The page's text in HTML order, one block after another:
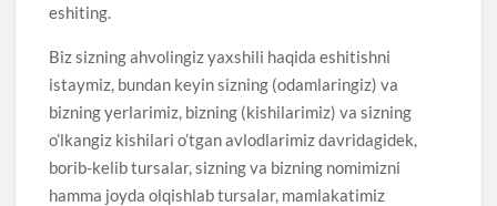
eshiting.
Biz sizning ahvolingiz yaxshili haqida eshitishni
istaymiz, bundan keyin sizning (odamlaringiz) va
bizning yerlarimiz, bizning (kishilarimiz) va sizning
o’lkangiz kishilari o’tgan avlodlarimiz davridagidek,
borib-kelib tursalar, sizning va bizning nomimizni
hamma joyda olqishlab tursalar, mamlakatimiz